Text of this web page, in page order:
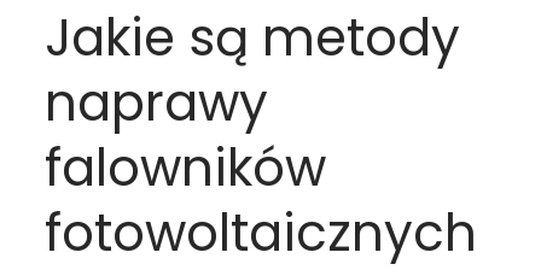
Jakie są metody
naprawy
falowników
fotowoltaicznych